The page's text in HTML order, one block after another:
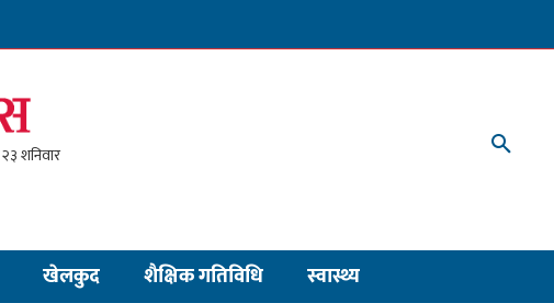
खेलकुद शैक्षिक गतिविधि स्वास्थ्य